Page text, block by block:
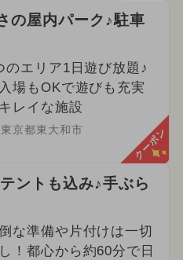
の屋内パーク♪駐車
のエリア1日遊び放題♪
場もOKで遊びも充実
レイな施設
東京都東大和市 クーポン
ントも込み♪手ぶら
な準備や片付けは一切
！都心から約60分で日